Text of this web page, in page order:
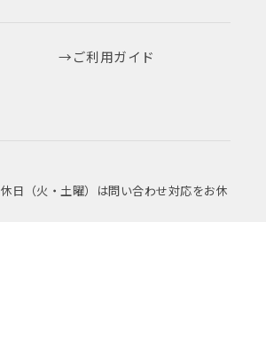
ご利用ガイド
日（火・土曜）は問い合わせ対応をお休